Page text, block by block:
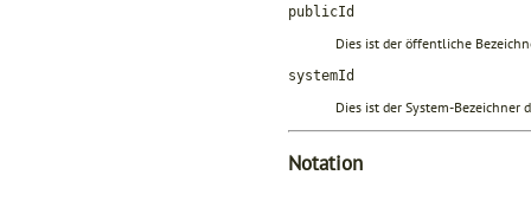
publicId
Dies ist der öffentliche
systemId
Dies ist der System-Bezeichner
Notation